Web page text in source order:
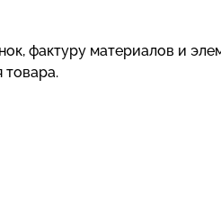
фактуру материалов и
товара.